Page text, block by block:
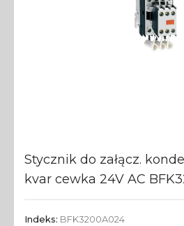
Stycznik do załącz.
kvar cewka 24V AC
Indeks: BFK3200A024